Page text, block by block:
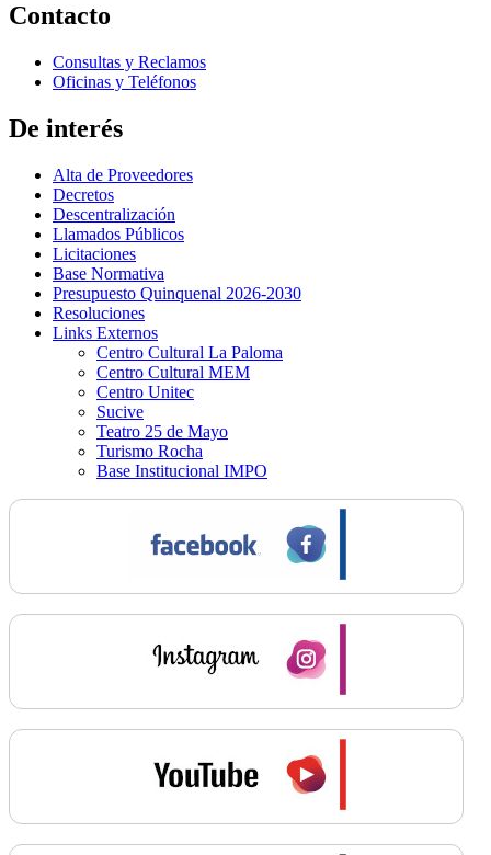
Contacto
Consultas y Reclamos
Oficinas y Teléfonos
De interés
Alta de Proveedores
Decretos
Descentralización
Llamados Públicos
Licitaciones
Base Normativa
Presupuesto Quinquenal 2026-2030
Resoluciones
Links Externos
Centro Cultural La Paloma
Centro Cultural MEM
Centro Unitec
Sucive
Teatro 25 de Mayo
Turismo Rocha
Base Institucional IMPO